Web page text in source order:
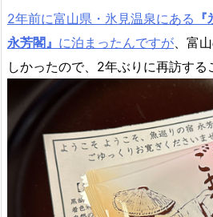
2年前に富山県・氷見温泉にある
永芳閣』 に泊まったんですが、富
しかったので、2年ぶりに再訪する